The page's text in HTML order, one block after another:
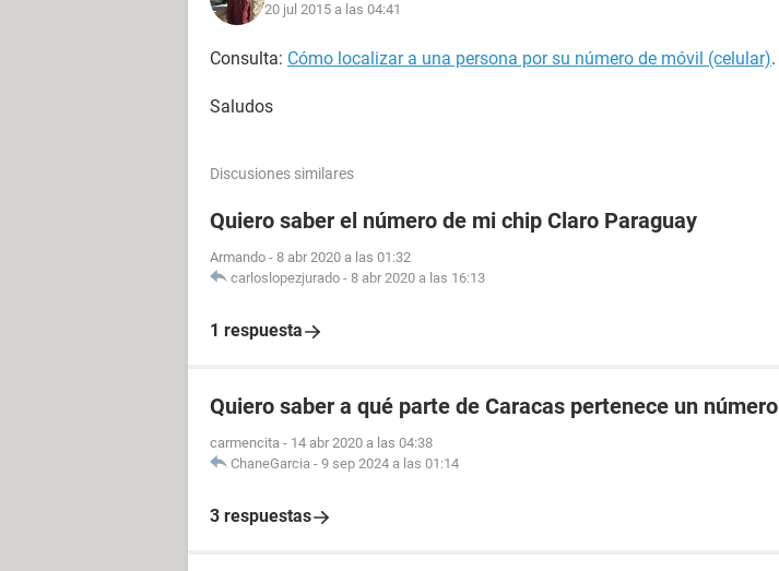
20 jul 2015 a las 04:41
Consulta: Cómo localizar a una persona por su número de móvil (celular).
Saludos
Discusiones similares
Quiero saber el número de mi chip Claro Paraguay
Armando - 8 abr 2020 a las 01:32
carloslopezjurado - 8 abr 2020 a las 16:13
1 respuesta
Quiero saber a qué parte de Caracas pertenece un número
carmencita - 14 abr 2020 a las 04:38
ChaneGarcia - 9 sep 2024 a las 01:14
3 respuestas